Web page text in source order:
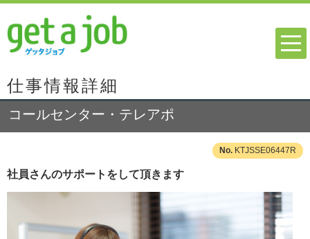
仕事情報詳細
コールセンター・テレアポ
KTJSSE06447R
社員さんのサポートをして頂きます